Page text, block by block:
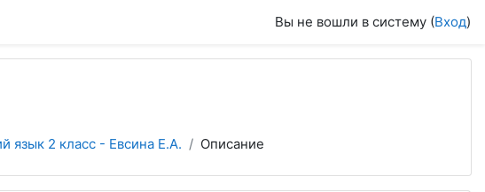
Вы не вошли в систему (Вход)
язык 2 класс - Евсина Е.А. Описание